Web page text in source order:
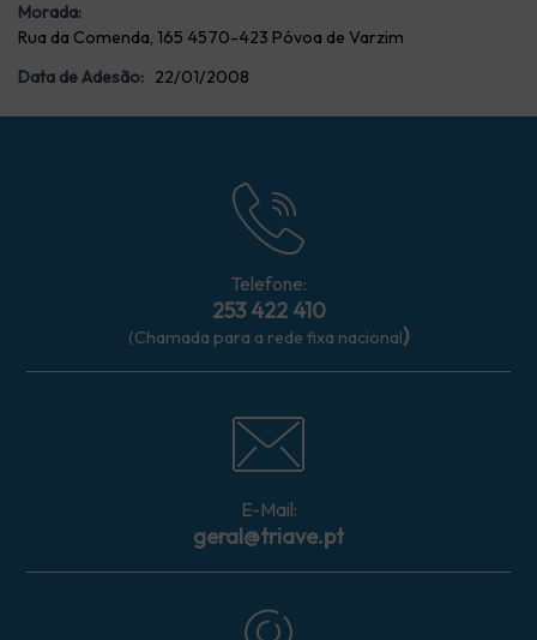
Morada:
Rua da Comenda, 165 4570-423 Póvoa de Varzim
Data de Adesão: 22/01/2008
Telefone:
253 422 410
(Chamada para a rede fixa nacional)
E-Mail:
geral@triave.pt